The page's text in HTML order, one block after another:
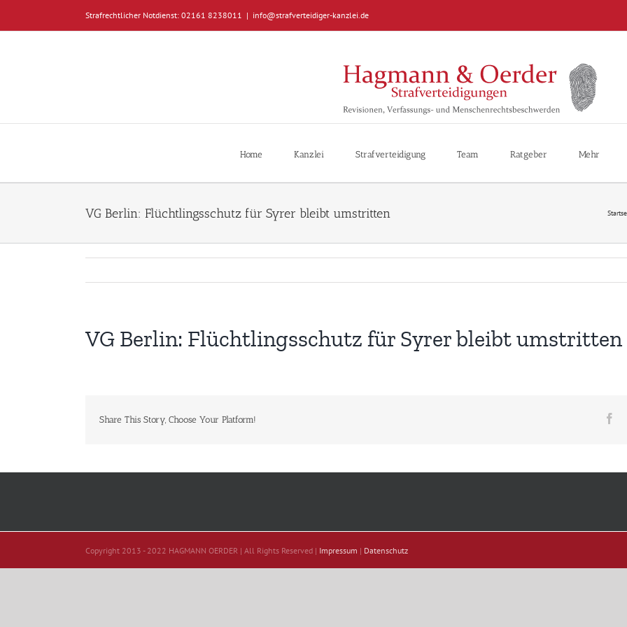
springen
Strafrechtlicher Notdienst: 02161 8238011 | info@strafverteidiger-kanzlei.de
Home Kanzlei Strafverteidigung Team Ratgeber Mehr
VG Berlin: Flüchtlingsschutz für Syrer bleibt umstritten
VG Berlin: Flüchtlingsschutz für Syrer bleibt umstritten
Share This Story, Choose Your Platform!
Copyright 2013 - 2022 HAGMANN OERDER | All Rights Reserved | Impressum | Datenschutz